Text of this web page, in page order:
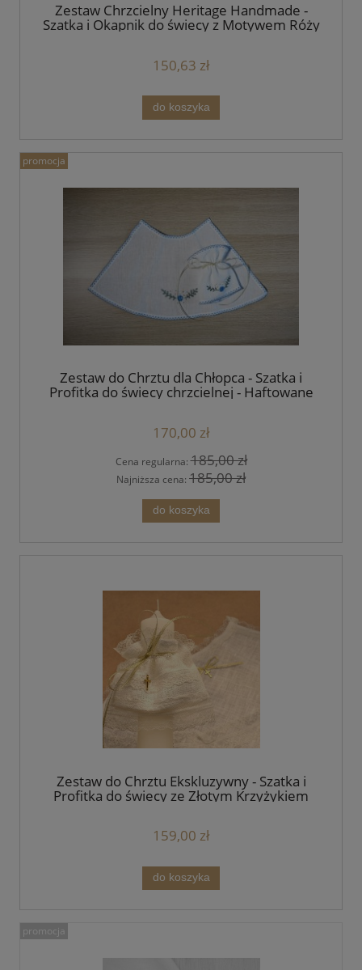
Zestaw Chrzcielny Heritage Handmade -
Szatka i Okapnik do świecy z Motywem Róży
150,63 zł
do koszyka
Zestaw do Chrztu dla Chłopca - Szatka i
Profitka do świecy chrzcielnej - Haftowane
170,00 zł
Cena regularna:185,00 zł
Najniższa cena: 185,00 zł
do koszyka
promocja
Zestaw do Chrztu Ekskluzywny - Szatka i
Profitka do świecy ze Złotym Krzyżykiem
159,00 zł
do koszyka
promocja